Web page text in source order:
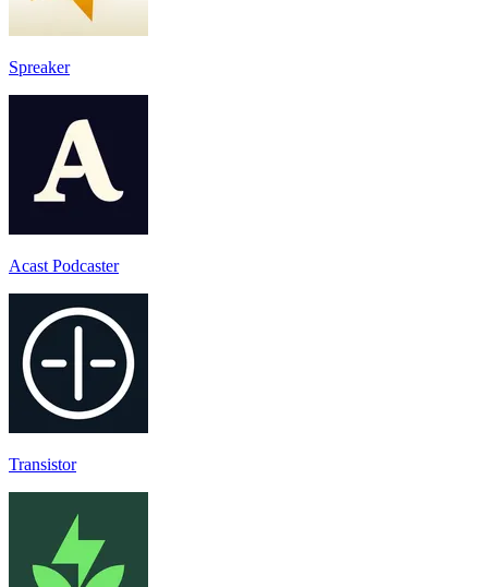
Spreaker
Acast Podcaster
Transistor